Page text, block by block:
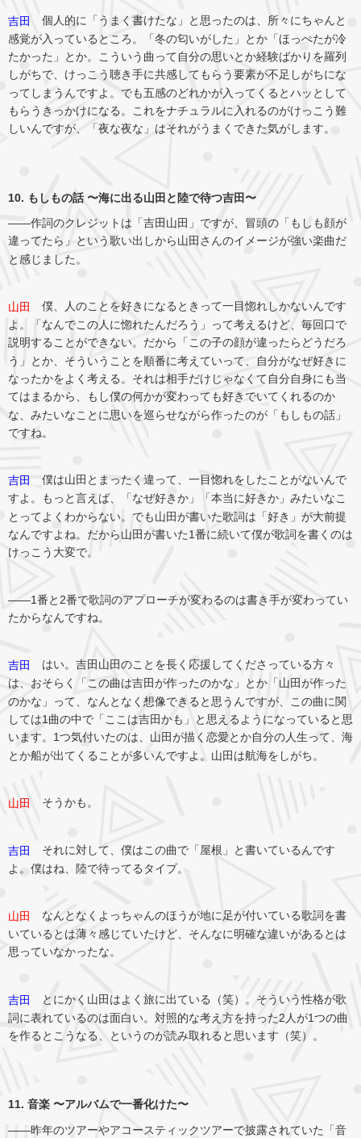
吉田
個人的に「うまく書けたな」と思ったのは、所々にちゃんと
感覚が入っているところ。「冬の匂いがした」とか「ほっぺたが冷
たかった」とか。こういう曲って自分の思いとか経験ばかりを羅列
しがちで、けっこう聴き手に共感してもらう要素が不足しがちにな
ってしまうんですよ。でも五感のどれかが入ってくるとハッとして
もらうきっかけになる。これをナチュラルに入れるのがけっこう難
しいんですが、「夜な夜な」はそれがうまくできた気がします。
10. もしもの話 〜海に出る山田と陸で待つ吉田〜
――作詞のクレジットは「吉田山田」ですが、冒頭の「もしも顔が
違ってたら」という歌い出しから山田さんのイメージが強い楽曲だ
と感じました。
山田
僕、人のことを好きになるときって一目惚れしかないんです
よ。「なんでこの人に惚れたんだろう」って考えるけど、毎回口で
説明することができない。だから「この子の顔が違ったらどうだろ
う」とか、そういうことを順番に考えていって、自分がなぜ好きに
なったかをよく考える。それは相手だけじゃなくて自分自身にも当
てはまるから、もし僕の何かが変わっても好きでいてくれるのか
な、みたいなことに思いを巡らせながら作ったのが「もしもの話」
ですね。
吉田
僕は山田とまったく違って、一目惚れをしたことがないんで
すよ。もっと言えば、「なぜ好きか」「本当に好きか」みたいなこ
とってよくわからない。でも山田が書いた歌詞は「好き」が大前提
なんですよね。だから山田が書いた1番に続いて僕が歌詞を書くのは
けっこう大変で。
――1番と2番で歌詞のアプローチが変わるのは書き手が変わってい
たからなんですね。
吉田
はい。吉田山田のことを長く応援してくださっている方々
は、おそらく「この曲は吉田が作ったのかな」とか「山田が作った
のかな」って、なんとなく想像できると思うんですが、この曲に関
しては1曲の中で「ここは吉田かも」と思えるようになっていると思
います。1つ気付いたのは、山田が描く恋愛とか自分の人生って、海
とか船が出てくることが多いんですよ。山田は航海をしがち。
山田 そうかも。
吉田
それに対して、僕はこの曲で「屋根」と書いているんです
よ。僕はね、陸で待ってるタイプ。
山田
なんとなくよっちゃんのほうが地に足が付いている歌詞を書
いているとは薄々感じていたけど、そんなに明確な違いがあるとは
思っていなかったな。
吉田
とにかく山田はよく旅に出ている（笑）。そういう性格が歌
詞に表れているのは面白い。対照的な考え方を持った2人が1つの曲
を作るとこうなる、というのが読み取れると思います（笑）。
11. 音楽 〜アルバムで一番化けた〜
――昨年のツアーやアコースティックツアーで披露されていた「音